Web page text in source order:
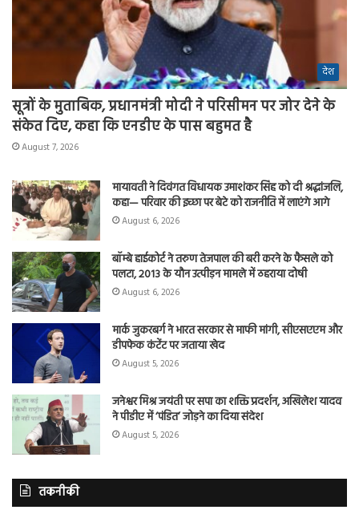
देश
सूत्रों के मुताबिक, प्रधानमंत्री मोदी ने परिसीमन पर जोर देने के
संकेत दिए, कहा कि एनडीए के पास बहुमत है
August 7, 2026
मायावती ने दिवंगत विधायक उमाशंकर सिंह को दी श्रद्धांजलि,
कहा— परिवार की इच्छा पर बेटे को राजनीति में लाएंगे आगे
August 6, 2026
बॉम्बे हाईकोर्ट ने तरुण तेजपाल की बरी करने के फैसले को
पलटा, 2013 के यौन उत्पीड़न मामले में ठहराया दोषी
August 6, 2026
मार्क जुकरबर्ग ने भारत सरकार से माफी मांगी, सीएसएएम और
डीपफेक कंटेंट पर जताया खेद
August 5, 2026
जनेश्वर मिश्र जयंती पर सपा का शक्ति प्रदर्शन, अखिलेश यादव
ने पीडीए में ‘पंडित’ जोड़ने का दिया संदेश
August 5, 2026
तकनीकी